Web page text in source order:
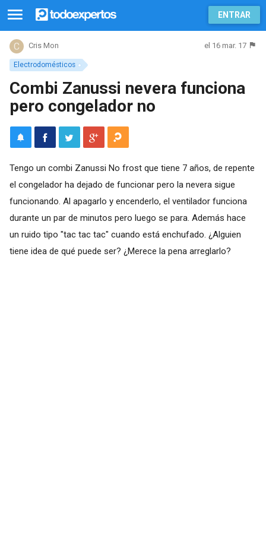
ENTRAR
Electrodomésticos
Cris Mon el 16 mar. 17
Combi Zanussi nevera funciona
pero congelador no
Tengo un combi Zanussi No frost que tiene 7 años, de repente
el congelador ha dejado de funcionar pero la nevera sigue
funcionando. Al apagarlo y encenderlo, el ventilador funciona
durante un par de minutos pero luego se para. Además hace
un ruido tipo "tac tac tac" cuando está enchufado. ¿Alguien
tiene idea de qué puede ser? ¿Merece la pena arreglarlo?